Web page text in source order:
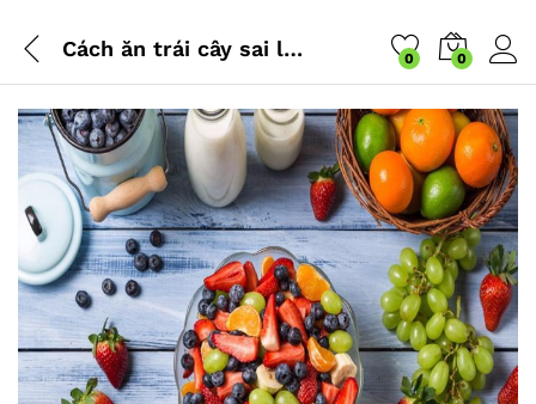
Cách ăn trái cây sai lầm hại sức khỏe vô cùng, bỏ ngay kẻo ‘ân hận mấy cũng muộn’ 0 0